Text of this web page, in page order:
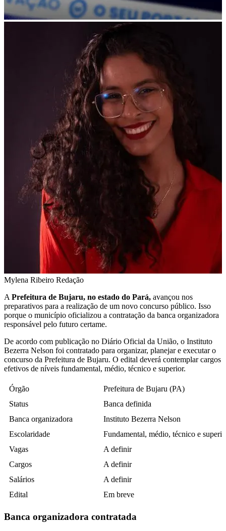
Mylena Ribeiro Redação
A Prefeitura de Bujaru, no estado do Pará, avançou nos
preparativos para a realização de um novo concurso público. Isso
porque o município oficializou a contratação da banca organizadora
responsável pelo futuro certame.
De acordo com publicação no Diário Oficial da União, o Instituto
Bezerra Nelson foi contratado para organizar, planejar e executar o
concurso da Prefeitura de Bujaru. O edital deverá contemplar cargos
efetivos de níveis fundamental, médio, técnico e superior.
Órgão
Prefeitura de Bujaru (PA)
Status
Banca definida
Banca organizadora
Instituto Bezerra Nelson
Escolaridade
Fundamental, médio, técnico e
Vagas
A definir
Cargos
A definir
Salários
A definir
Edital
Em breve
Banca organizadora contratada